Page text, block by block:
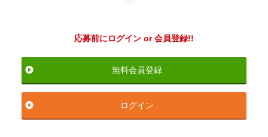
応募前にログイン or 会員登録!!
無料会員登録
ログイン